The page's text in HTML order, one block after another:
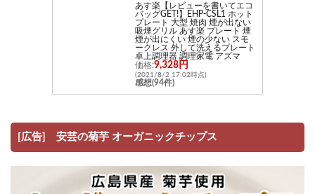
あす楽【レビューを書いてエコ
バッグGET!】EHP-CSL1 ホット
プレート 大型 焼肉 煙が出ない
吸煙グリル あす楽 プレート 煙
煙が出にくい 煙の少ない スモ
ークレス 外して洗えるプレート
卓上調理器 調理家電 アズマ
価格:9,328円
(2021/8/2 17:02時点)
感想(94件)
[広告] 安芸の菊芋 オーガニックチップス